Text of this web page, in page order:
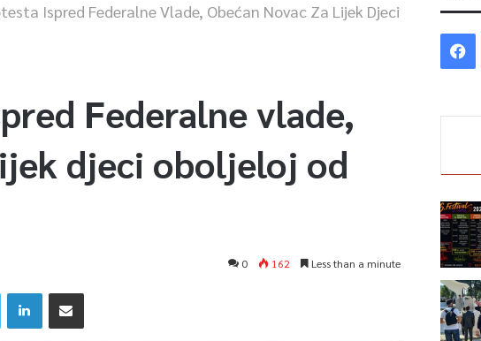
Ispred Federalne Vlade, Obećan Novac Za Lijek Djeci
Federalne vlade,
djeci oboljeloj od
0 162 Less than a minute